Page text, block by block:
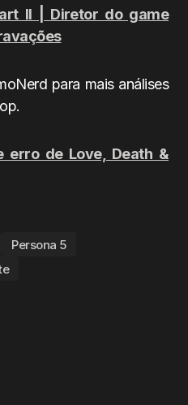
II | Diretor do game
para mais análises
erro de Love, Death &
Persona 5